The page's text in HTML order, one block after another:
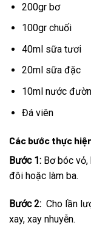
200gr bơ
100gr chuối
40ml sữa tươi
20ml sữa đặc
10ml nước
Đá viên
Các bước thực
Bước 1: Bơ bóc
đôi hoặc làm ba.
Bước 2: Cho lần
xay, xay nhuyễn.